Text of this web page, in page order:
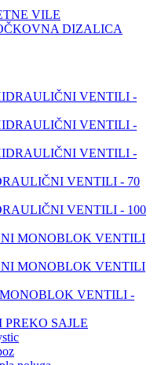
VILE
DIZALICA
VENTILI -
VENTILI -
VENTILI -
VENTILI - 70
VENTILI - 100
MONOBLOK VENTILI
MONOBLOK VENTILI
VENTILI -
SAJLE